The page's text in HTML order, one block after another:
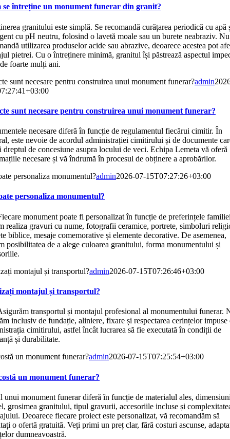
se întreține un monument funerar din granit?
granitului este simplă. Se recomandă curățarea periodică cu apă
cu pH neutru, folosind o lavetă moale sau un burete neabraziv.
utilizarea produselor acide sau abrazive, deoarece acestea pot
pietrei. Cu o întreținere minimă, granitul își păstrează aspectul
foarte mulți ani.
sunt necesare pentru construirea unui monument funerar?admin
sunt necesare pentru construirea unui monument funerar?
necesare diferă în funcție de regulamentul fiecărui cimitir. În
este nevoie de acordul administrației cimitirului și de documente
dreptul de concesiune asupra locului de veci. Echipa Lemeta vă oferă
necesare și vă îndrumă în procesul de obținere a aprobărilor.
personaliza monumentul?admin2026-07-15T07:27:26+03:00
personaliza monumentul?
monument poate fi personalizat în funcție de preferințele
realiza gravuri cu nume, fotografii ceramice, portrete, simboluri
biblice, mesaje comemorative și elemente decorative. De asemenea,
posibilitatea de a alege culoarea granitului, forma monumentului și
montajul și transportul?admin2026-07-15T07:26:46+03:00
montajul și transportul?
transportul și montajul profesional al monumentului funerar.
inclusiv de fundație, aliniere, fixare și respectarea cerințelor impuse
cimitirului, astfel încât lucrarea să fie executată în condiții de
și durabilitate.
un monument funerar?admin2026-07-15T07:25:54+03:00
un monument funerar?
unui monument funerar diferă în funcție de materialul ales,
grosimea granitului, tipul gravurii, accesoriile incluse și
Deoarece fiecare proiect este personalizat, vă recomandăm să
o ofertă gratuită. Veți primi un preț clar, fără costuri ascunse,
dumneavoastră.